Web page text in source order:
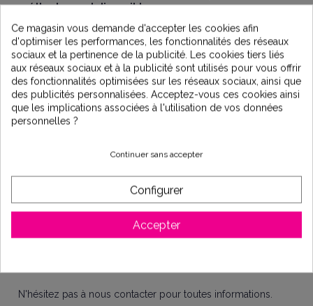
méthodes sont disponibles :
- Filtration au charbon actif : Le charbon actif est efficace
pour éliminer les perfluorés de l’eau. Facile d'installation, il
vous permettra également de faire des économies et de
réduire votre consommation de bouteilles en plastique.
Découvrez notre système de filtration : Filtre Emmo
- L'osmoseur
petite taille, offrant ainsi une méthode efficace de purification
de l’eau. Vous pouvez installer un osmoseur sous votre évier.
Découvrez toute notre gamme d'osmoseurs :
Il est important de surveiller régulièrement la qualité de votre
Vous pouvez vous renseigner sur la qualité de votre eau
N'hésitez pas à nous contacter pour toutes informations.
Ce magasin vous demande d'accepter les cookies afin
d'optimiser les performances, les fonctionnalités des réseaux
sociaux et la pertinence de la publicité. Les cookies tiers liés
aux réseaux sociaux et à la publicité sont utilisés pour vous offrir
des fonctionnalités optimisées sur les réseaux sociaux, ainsi que
des publicités personnalisées. Acceptez-vous ces cookies ainsi
que les implications associées à l'utilisation de vos données
personnelles ?
Continuer sans accepter
Configurer
Accepter